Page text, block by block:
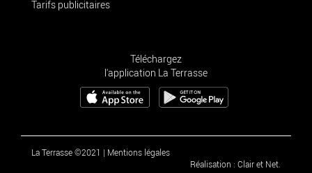
Tarifs publicitaires
Téléchargez
l'application La Terrasse
La Terrasse ©2021 | Mentions légales
Réalisation : Clair et Net.